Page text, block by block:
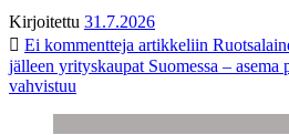
Kirjoitettu 31.7.2026
Ei kommentteja artikkeliin
jälleen yrityskaupat Suomessa – asema
vahvistuu